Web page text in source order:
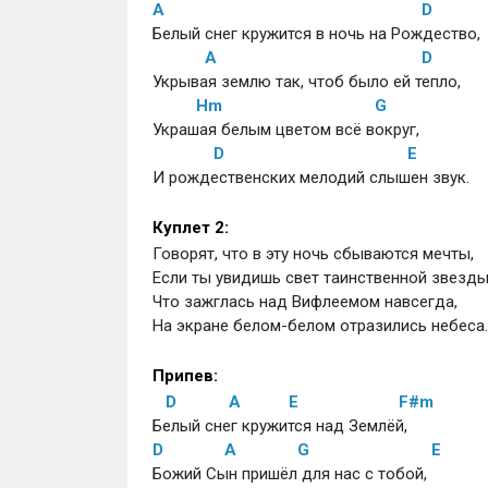
A
D
Белый снег кружится в ночь на Рождество,
A
D
Укрывая землю так, чтоб было ей тепло,
Hm
G
Украшая белым цветом всё вокруг,
D
E
И рождественских мелодий слышен звук.
Куплет 2:
Говорят, что в эту ночь сбываются мечты,
Если ты увидишь свет таинственной
Что зажглась над Вифлеемом навсегда,
На экране белом-белом отразились небеса.
Припев:
D
A E
F#m
Белый снег кружится над Землёй,
D
A G
E
Божий Сын пришёл для нас с тобой,